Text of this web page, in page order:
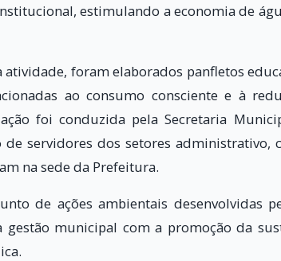
estimulando a economia de
atividade, foram elaborados panfletos
ao consumo consciente e à
foi conduzida pela Secretaria
servidores dos setores administrativo,
na sede da Prefeitura.
de ações ambientais desenvolvidas
gestão municipal com a promoção da